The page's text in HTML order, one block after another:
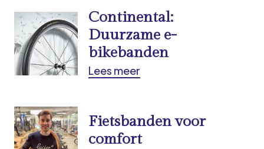
Continental:
Duurzame e-
bikebanden
Lees meer
Fietsbanden voor
comfort